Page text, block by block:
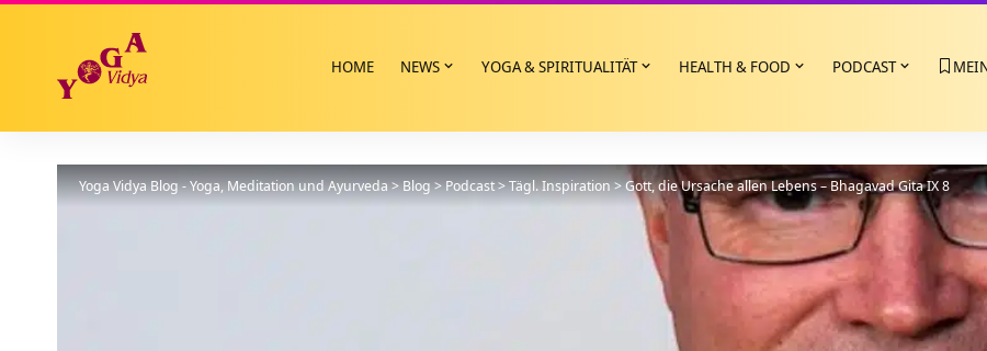
HOME NEWS YOGA & SPIRITUALITÄT HEALTH & FOOD PODCAST
Yoga Vidya Blog - Yoga, Meditation und Ayurveda>Blog>Podcast>Tägl. Inspiration>Gott, die Ursache allen Lebens – Bhagavad Gita IX 8